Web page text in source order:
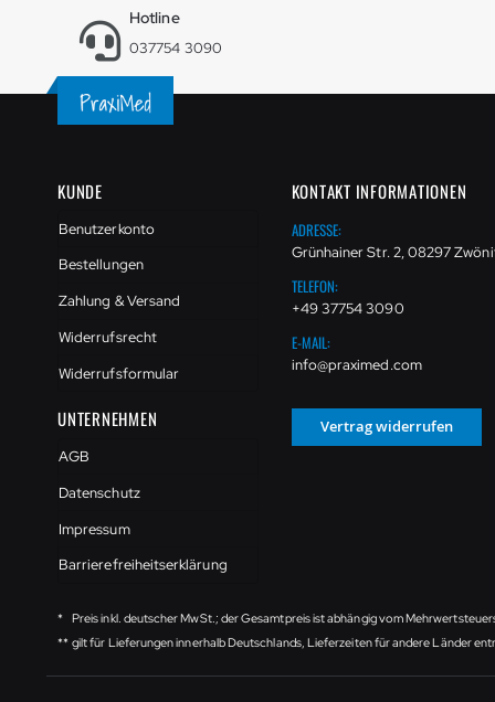
Hotline
037754 3090
KUNDE
Benutzerkonto
Bestellungen
Zahlung & Versand
Widerrufsrecht
Widerrufsformular
UNTERNEHMEN
AGB
Datenschutz
Impressum
Barrierefreiheitserklärung
KONTAKT INFORMATIONEN
ADRESSE:
Grünhainer Str. 2, 08297
TELEFON:
+49 37754 3090
E-MAIL:
info@praximed.com
Vertrag widerrufen
* Preis inkl. deutscher MwSt.; der Gesamtpreis ist abhängig vom
** gilt für Lieferungen innerhalb Deutschlands, Lieferzeiten für andere Länder